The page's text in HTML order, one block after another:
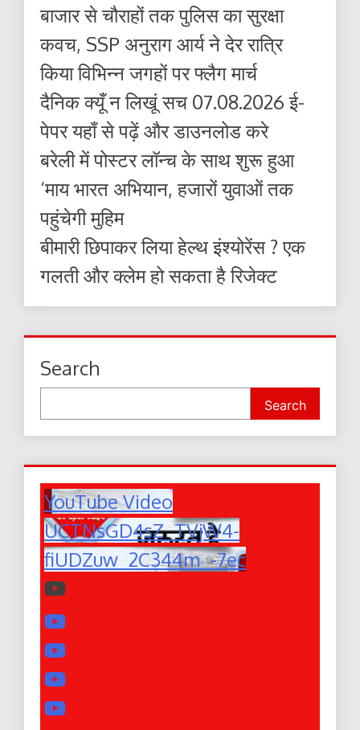
बाजार से चौराहों तक पुलिस का सुरक्षा
कवच, SSP अनुराग आर्य ने देर रात्रि
किया विभिन्न जगहों पर फ्लैग मार्च
दैनिक क्यूँ न लिखूं सच 07.08.2026 ई-
पेपर यहाँ से पढ़ें और डाउनलोड करे
बरेली में पोस्टर लॉन्च के साथ शुरू हुआ
‘माय भारत अभियान, हजारों युवाओं तक
पहुंचेगी मुहिम
बीमारी छिपाकर लिया हेल्थ इंश्योरेंस ? एक
गलती और क्लेम हो सकता है रिजेक्ट
Search
Search
YouTube Video
UCTNsGD4sZ_TVjW4-
fiUDZuw_2C344m_-7ec